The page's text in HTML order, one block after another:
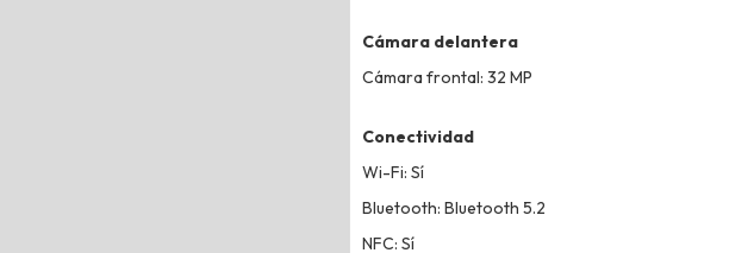
Cámara delantera
Cámara frontal: 32 MP
Conectividad
Wi-Fi: Sí
Bluetooth: Bluetooth 5.2
NFC: Sí